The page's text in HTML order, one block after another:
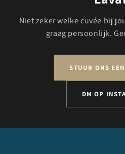
Niet zeker welke cuvée bij
graag persoonlijk.
STUUR ONS
DM OP